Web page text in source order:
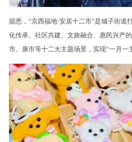
据悉，“京西福地·安居十二市”是城子街道
化传承、社区共建、文旅融合、惠民兴产
市、康市等十二大主题场景，实现“一月一